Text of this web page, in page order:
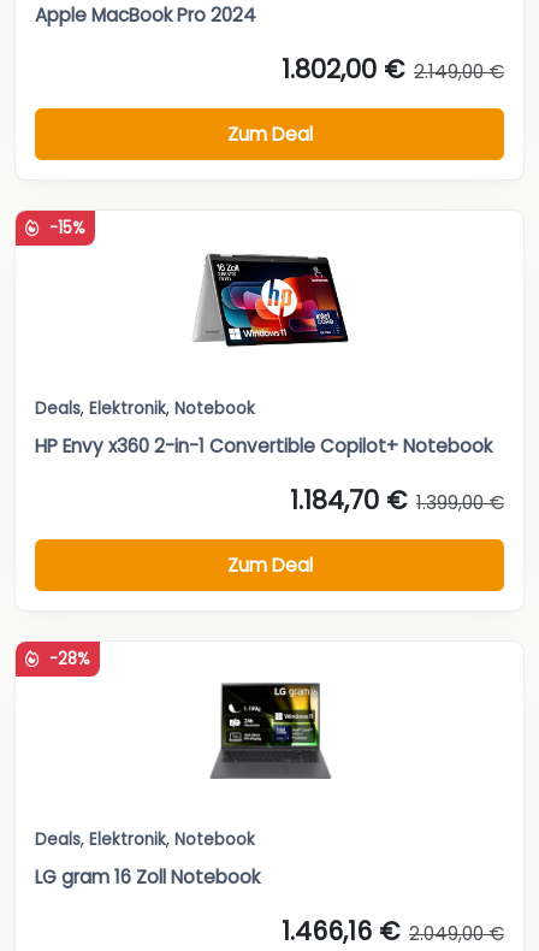
Apple MacBook Pro 2024
1.802,00 € 2.149,00 €
Zum Deal
-15%
Deals, Elektronik, Notebook
HP Envy x360 2-in-1 Convertible Copilot+ Notebook
1.184,70 € 1.399,00 €
Zum Deal
-28%
Deals, Elektronik, Notebook
LG gram 16 Zoll Notebook
1.466,16 € 2.049,00 €